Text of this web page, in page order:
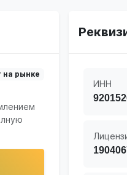
на рынке
ИНН